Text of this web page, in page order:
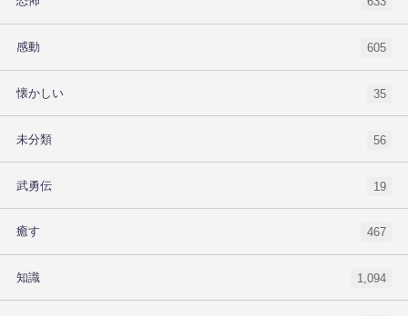
感動 605
懐かしい 35
未分類 56
武勇伝 19
癒す 467
知識 1,094